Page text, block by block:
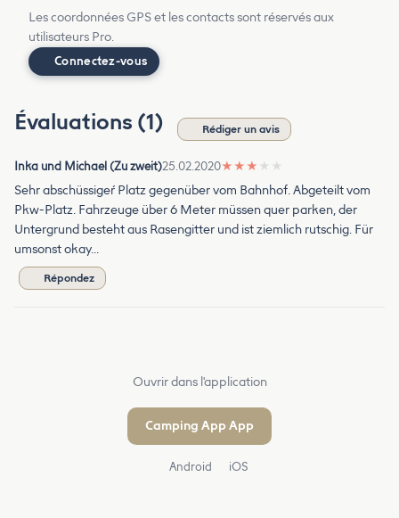
Les coordonnées GPS et les contacts sont réservés aux
utilisateurs Pro.
Connectez-vous
Évaluations (1) Rédiger un avis
Inka und Michael (Zu zweit)25.02.2020★ ★ ★ ★ ★
Sehr abschüssigeŕ Platz gegenüber vom Bahnhof. Abgeteilt vom
Pkw-Platz. Fahrzeuge über 6 Meter müssen quer parken, der
Untergrund besteht aus Rasengitter und ist ziemlich rutschig. Für
umsonst okay...
Répondez
Ouvrir dans l'application
Camping App App
Android iOS